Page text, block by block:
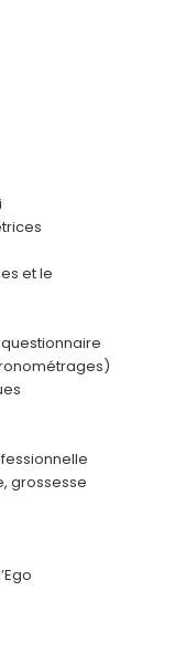
et le
grossesse